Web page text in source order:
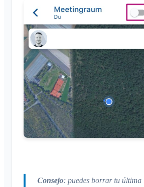
Confirmación de lectura
Eliminar mensaje
Áreas
Calendario
Conversaciones
¿Qué es un Área?
¿Qué es un grupo de áreas?
Crear un Área
Unirse a un Área
Abandonar un Área
Área privada
Cuenta y ajustes
Varios Klubraums
Klubraum adicional
Abandonar un Klubraum
Cerrar sesión
Cambiar el nombre
Cambiar el correo electrónico
Cambiar la imagen de perfil
Administración
Inicio rápido para administradores
Permisos
Administradores adicionales
Invitar a miembros
Reenviar invitaciones
Lista de miembros
Gestionar Áreas
Varios
Navegadores compatibles
Comentarios
Casos de uso
Preguntas frecuentes
Consejo: puedes borrar tu última